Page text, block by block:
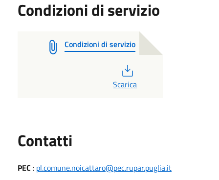
Condizioni di servizio
Condizioni di servizio
Scarica
Contatti
PEC : pl.comune.noicattaro@pec.rupar.puglia.it